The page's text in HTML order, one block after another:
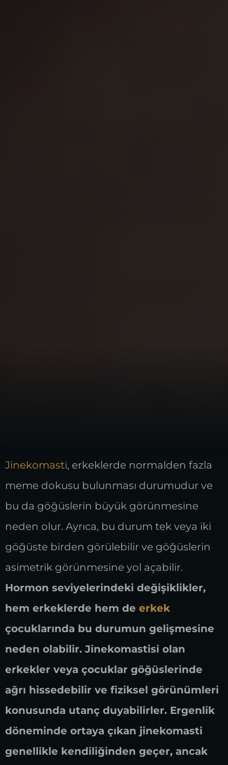
Jinekomasti, erkeklerde normalden fazla
meme dokusu bulunması durumudur ve
bu da göğüslerin büyük görünmesine
neden olur. Ayrıca, bu durum tek veya iki
göğüste birden görülebilir ve göğüslerin
asimetrik görünmesine yol açabilir.
Hormon seviyelerindeki değişiklikler,
hem erkeklerde hem de erkek
çocuklarında bu durumun gelişmesine
neden olabilir. Jinekomastisi olan
erkekler veya çocuklar göğüslerinde
ağrı hissedebilir ve fiziksel görünümleri
konusunda utanç duyabilirler. Ergenlik
döneminde ortaya çıkan jinekomasti
genellikle kendiliğinden geçer, ancak